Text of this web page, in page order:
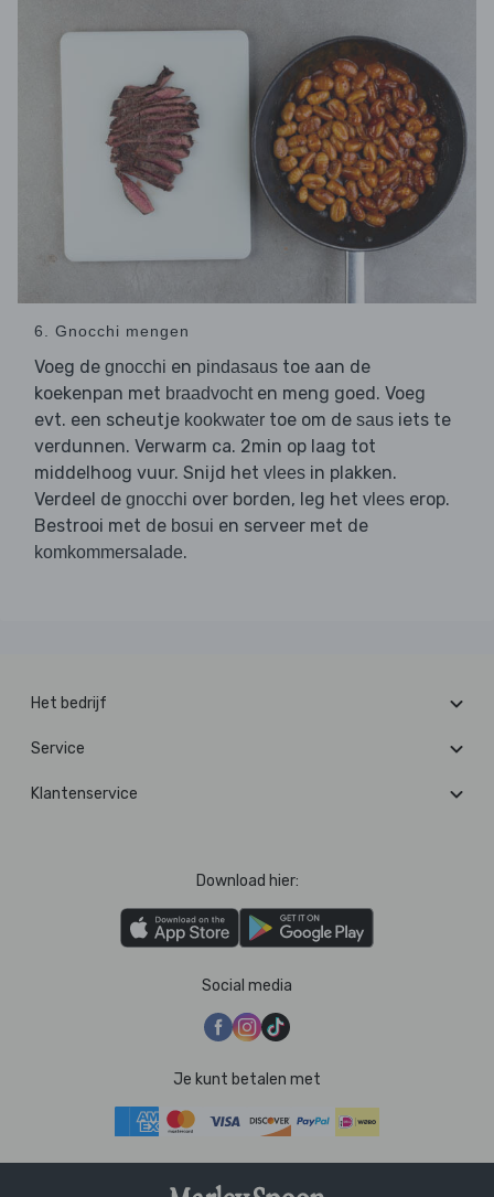
6. Gnocchi mengen
Voeg de gnocchi en pindasaus toe aan de
koekenpan met braadvochten meng goed. Voeg
evt. een scheutje kookwater toe om de saus iets te
verdunnen. Verwarm ca. 2min op laag tot
middelhoog vuur. Snijd het vlees in plakken.
Verdeel de gnocchi over borden, leg het vlees erop.
Bestrooi met de bosui en serveer met de
komkommersalade.
Het bedrijf
Service
Klantenservice
Download hier:
Social media
Je kunt betalen met